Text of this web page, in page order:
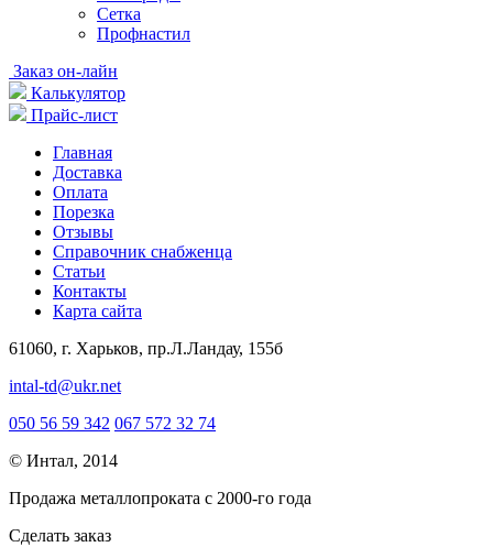
Сетка
Профнастил
Заказ он-лайн
Калькулятор
Прайс-лист
Главная
Доставка
Оплата
Порезка
Отзывы
Справочник снабженца
Статьи
Контакты
Карта сайта
61060, г. Харьков, пр.Л.Ландау, 155б
intal-td@ukr.net
050 56 59 342 067 572 32 74
© Интал, 2014
Продажа металлопроката с 2000-го года
Сделать заказ